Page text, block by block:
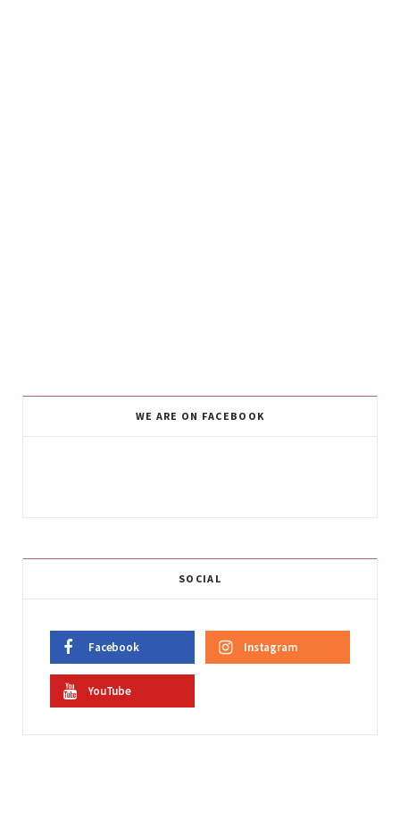
WE ARE ON FACEBOOK
SOCIAL
Facebook Instagram
YouTube